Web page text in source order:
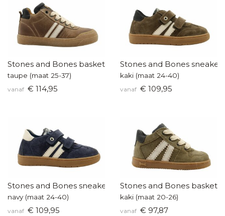
Stones and Bones basketter
taupe (maat 25-37)
vanaf € 114,95
Stones and Bones sneakers
kaki (maat 24-40)
vanaf € 109,95
Stones and Bones sneakers
navy (maat 24-40)
vanaf € 109,95
Stones and Bones
kaki (maat 20-26)
vanaf € 97,87